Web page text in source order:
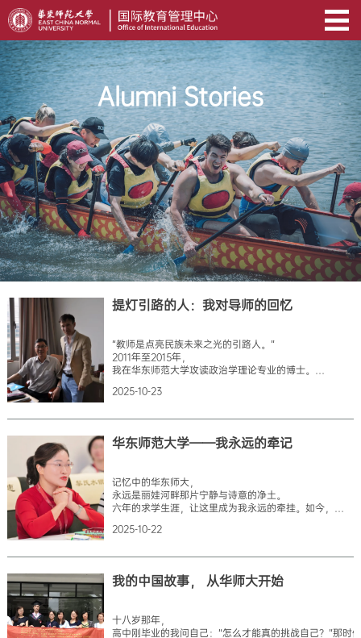
Alumni Stories
提灯引路的人：我对导师的回忆
“教师是点亮民族未来之光的引路人。”
2011年至2015年，
我在华东师范大学攻读政治学理论专业的博士。
我想讲述与他初次相遇的情景，以及他对我的关怀、
我第一次到上海的情景仍历历在目。
这是我首次踏上上海的土地。浦东机场之大令人惊叹，
从一端走到另一端需要半个多小时。走出机场后，
当我穿过大学的大门进入校园时，
心中默念：“感谢上天，
让我实现了梦想。”我仔细阅读了随邀请函一起寄来的指南
并按照提供的地图前往留学生办公室。在那里，
2025-10-23
华东师范大学——我永远的牵记
记忆中的华东师大，
永远是丽娃河畔那片宁静与诗意的净土。
六年的求学生涯，让这里成为我永远的牵挂。如今，
仿佛还驻足在那熟悉的丽娃河畔。
那六年，不仅仅是学术研究与专业成长的过程，
更是我人生中最纯粹、最深刻的一段岁月。
校园里的每一条小径，每一幢楼宇，
操场上的欢笑、教室里的话语……所有这些场景，
2025-10-22
我的中国故事， 从华师大开始
十八岁那年，
高中刚毕业的我问自己：“怎么才能真的挑战自己？”那时